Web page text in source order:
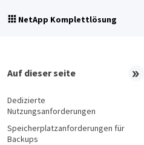
NetApp Komplettlösung
Auf dieser seite
Dedizierte
Nutzungsanforderungen
Speicherplatzanforderungen für
Backups